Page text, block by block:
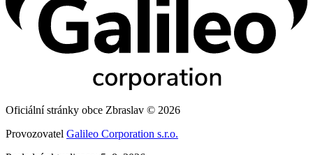
Oficiální stránky obce Zbraslav © 2026
Provozovatel Galileo Corporation s.r.o.